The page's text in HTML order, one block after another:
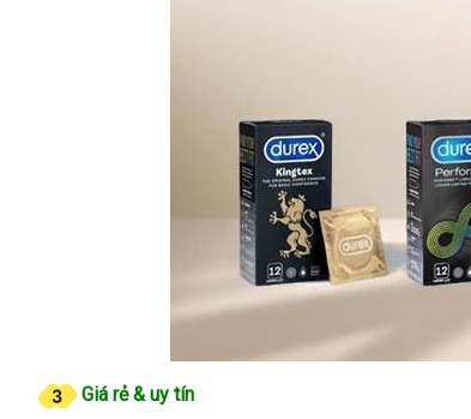
Giá rẻ & uy tín